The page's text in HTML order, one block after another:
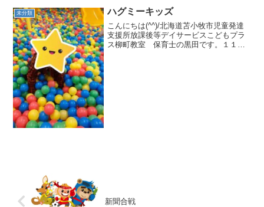
って行いました！最初の説明の時にはみ
んなしっかりと座っ...
未分類 ハグミーキッズ
こんにちは(^^)/北海道苫小牧市児童発達
支援所放課後等デイサービスこどもプラ
ス柳町教室 保育士の黒田です。１１月
新聞合戦